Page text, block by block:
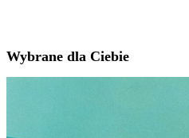
Wybrane dla Ciebie